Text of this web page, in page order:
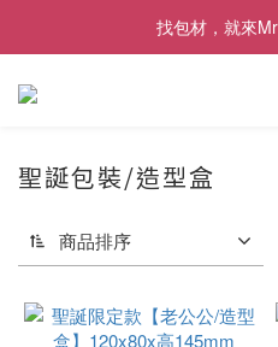
[限時優惠] 即日起登入會員
找包材，就來
[限時優惠] 即日起登入會員
聖誕包裝/造型盒
商品排序